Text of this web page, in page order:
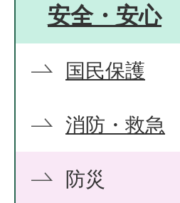
安全・安心
国民保護
消防・救急
防災